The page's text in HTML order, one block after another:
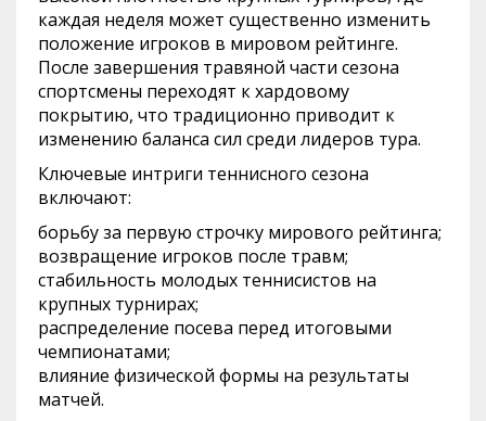
каждая неделя может существенно изменить
положение игроков в мировом рейтинге.
После завершения травяной части сезона
спортсмены переходят к хардовому
покрытию, что традиционно приводит к
изменению баланса сил среди лидеров тура.
Ключевые интриги теннисного сезона
включают:
борьбу за первую строчку мирового рейтинга;
возвращение игроков после травм;
стабильность молодых теннисистов на
крупных турнирах;
распределение посева перед итоговыми
чемпионатами;
влияние физической формы на результаты
матчей.